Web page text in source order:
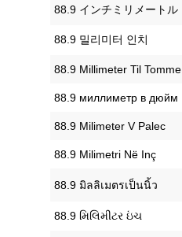
‎88.9 インチミリメートル
‎88.9 밀리미터 인치
‎88.9 Millimeter Til Tomme
‎88.9 миллиметр в дюйм
‎88.9 Milimeter V Palec
‎88.9 Milimetri Në Inç
‎88.9 มิลลิเมตรเป็นนิ้ว
‎88.9 મિલિમીટર ઇંચ